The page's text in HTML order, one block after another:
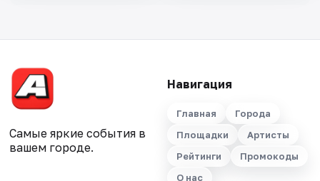
Самые яркие события в
вашем городе.
Навигация
Главная
Города
Площадки
Артисты
Рейтинги
Промокоды
О нас